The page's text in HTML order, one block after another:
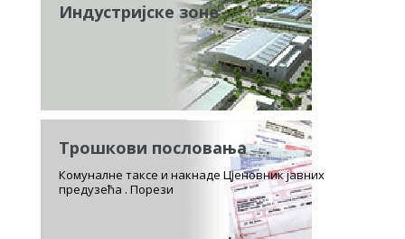
Индустријске зоне
Трошкови пословања
Комуналне таксе и накнаде Цјеновник јавних
предузећа . Порези